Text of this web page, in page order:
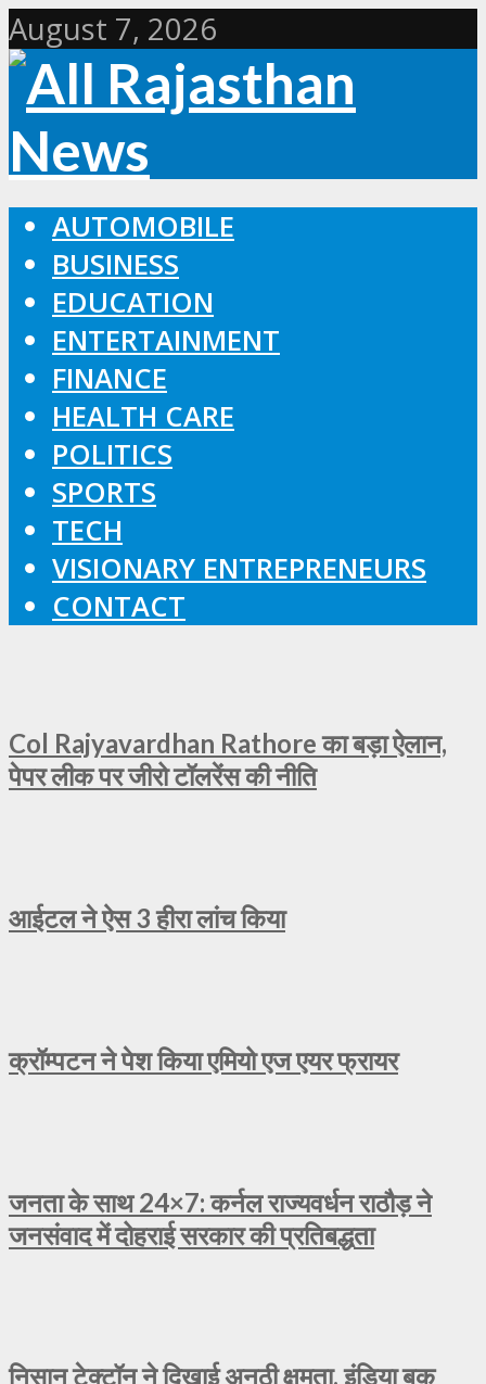
August 7, 2026
AUTOMOBILE
BUSINESS
EDUCATION
ENTERTAINMENT
FINANCE
HEALTH CARE
POLITICS
SPORTS
TECH
VISIONARY ENTREPRENEURS
CONTACT
Col Rajyavardhan Rathore का बड़ा ऐलान,
पेपर लीक पर जीरो टॉलरेंस की नीति
आईटल ने ऐस 3 हीरा लांच किया
क्रॉम्पटन ने पेश किया एमियो एज एयर फ्रायर
जनता के साथ 24×7: कर्नल राज्यवर्धन राठौड़ ने
जनसंवाद में दोहराई सरकार की प्रतिबद्धता
निसान टेक्टॉन ने दिखाई अनूठी क्षमता, इंडिया बुक